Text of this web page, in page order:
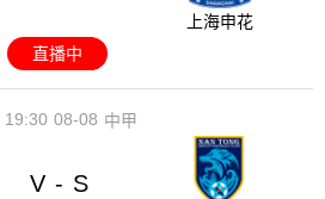
上海申花
直播中
08-08
19:30 中甲
V - S